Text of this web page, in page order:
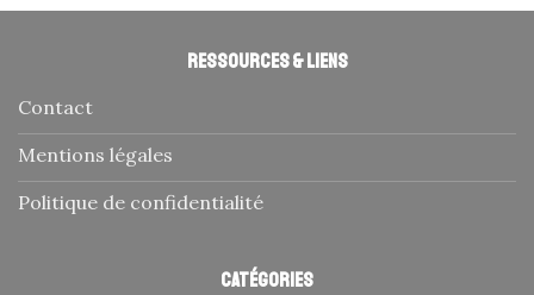
Ressources & liens
Contact
Mentions légales
Politique de confidentialité
Catégories